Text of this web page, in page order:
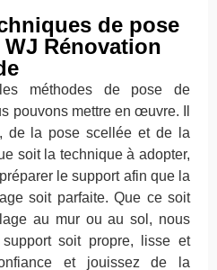
de pose
Rénovation
méthodes de pose de
pouvons mettre en œuvre. Il
de la pose scellée et de la
soit la technique à adopter,
le support afin que la
soit parfaite. Que ce soit
au mur ou au sol, nous
soit propre, lisse et
et jouissez de la